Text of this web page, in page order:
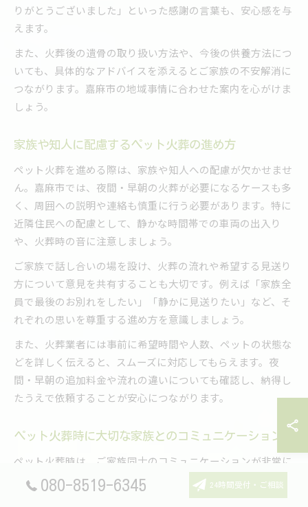
りがとうございました」といった感謝の言葉も、安心感を与
えます。
また、火葬後の遺骨の取り扱い方法や、今後の供養方法につ
いても、具体的なアドバイスを添えるとご家族の不安解消に
つながります。嘉麻市の地域事情に合わせた案内を心がけま
しょう。
家族や知人に配慮するペット火葬の進め方
ペット火葬を進める際は、家族や知人への配慮が欠かせませ
ん。嘉麻市では、夜間・早朝の火葬が必要になるケースも多
く、周囲への説明や連絡も慎重に行う必要があります。特に
近隣住民への配慮として、静かな時間帯での車両の出入り
や、火葬時の音に注意しましょう。
ご家族で話し合いの場を設け、火葬の流れや希望する見送り
方について意見を共有することも大切です。例えば「家族全
員で最後のお別れをしたい」「静かに見送りたい」など、そ
れぞれの思いを尊重する進め方を意識しましょう。
また、火葬業者には事前に希望時間や人数、ペットの状態な
どを詳しく伝えると、スムーズに対応してもらえます。夜
間・早朝の追加料金や流れの違いについても確認し、納得し
たうえで依頼することが安心につながります。
ペット火葬時に大切な家族とのコミュニケーション
ペット火葬時は、ご家族同士のコミュニケーションが非常に
大切です。突然の別れで心が不安定になりやすいため、「お
互いの気持ちを話し合う時間を持つ」「悲しみを共有する」
080-8519-6345 24時間受付・ご相談